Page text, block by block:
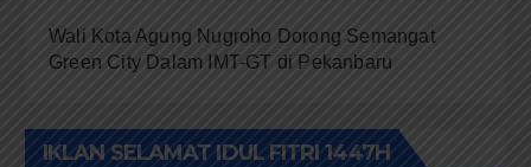
Wali Kota Agung Nugroho Dorong Semangat
Green City Dalam IMT-GT di Pekanbaru
IKLAN SELAMAT IDUL FITRI 1447H